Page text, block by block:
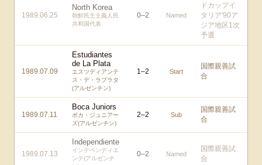
1989.06.25
North Korea
朝鮮民主主義人民
共和国代表
0–2 Named
ドカップイ
タリア'90ア
ジア地区1次
予選
1989.07.09
Estudiantes
de La Plata
エスツディアンテ
ス・デ・ラプラタ
(アルゼンチン)
1–2 Start
国際親善試
合
1989.07.11
Boca Juniors
ボカ・ジュニアー
ズ(アルゼンチン)
2–2 Sub
国際親善試
合
1989.07.13
Independiente
インデペンディエ
ンテ(アルゼンチ
0–2 Named
国際親善試
合